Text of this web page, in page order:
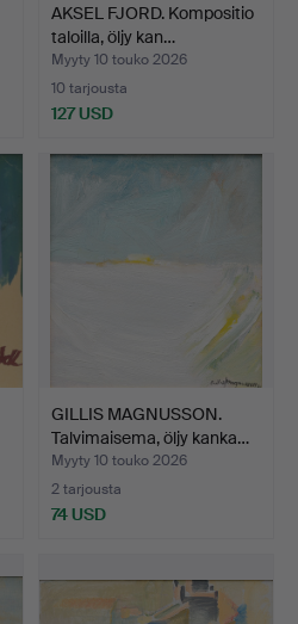
AKSEL FJORD. Kompositio
taloilla, öljy kan…
Myyty 10 touko 2026
10 tarjousta
127 USD
GILLIS MAGNUSSON.
Talvimaisema, öljy kanka…
Myyty 10 touko 2026
2 tarjousta
74 USD